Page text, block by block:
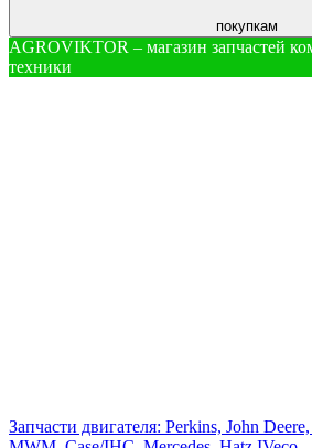
покупкам
AGROVIKTOR – магазин запчастей
техники
Запчасти двигателя: Perkins, John